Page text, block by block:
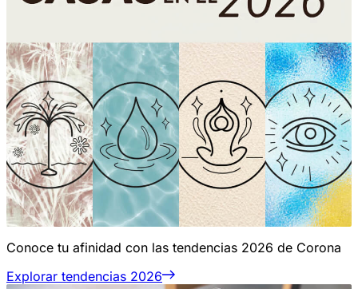
Conoce tu afinidad con las tendencias 2026 de Corona
Explorar tendencias 2026